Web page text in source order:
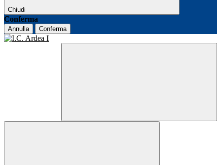
Chiudi
Conferma
Annulla Conferma